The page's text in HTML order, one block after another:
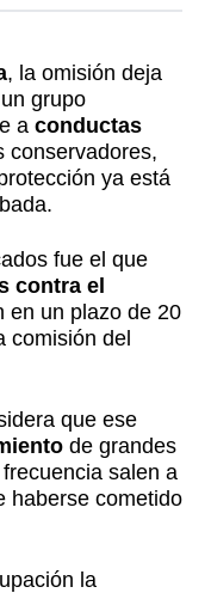
, la omisión deja
grupo
a conductas
conservadores,
ya está
fue el que
contra el
en un plazo de 20
comisión del
que ese
de grandes
salen a
haberse cometido
la